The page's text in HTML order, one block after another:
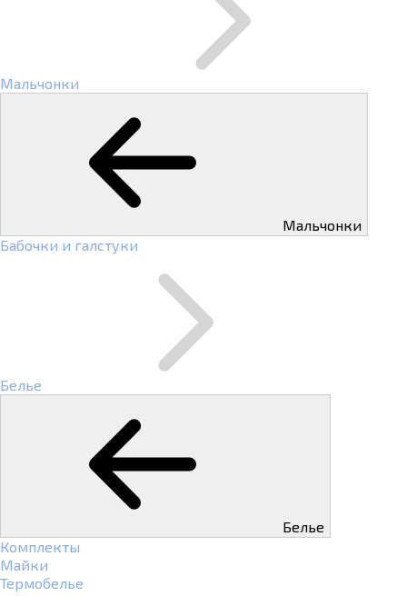
Мальчонки
Мальчонки
Бабочки и галстуки
Белье
Белье
Комплекты
Майки
Термобелье